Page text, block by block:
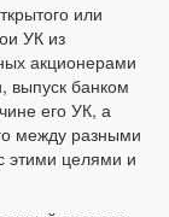
или
УК из
акционерами
выпуск банком
его УК, а
между разными
этими целями и